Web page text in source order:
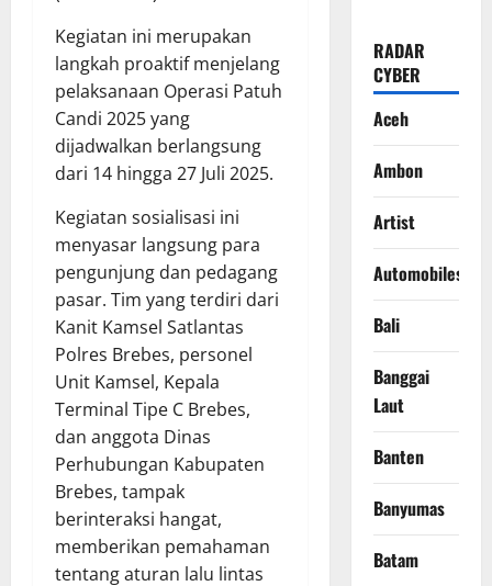
Kegiatan ini merupakan
langkah proaktif menjelang
pelaksanaan Operasi Patuh
Candi 2025 yang
dijadwalkan berlangsung
dari 14 hingga 27 Juli 2025.
Kegiatan sosialisasi ini
menyasar langsung para
pengunjung dan pedagang
pasar. Tim yang terdiri dari
Kanit Kamsel Satlantas
Polres Brebes, personel
Unit Kamsel, Kepala
Terminal Tipe C Brebes,
dan anggota Dinas
Perhubungan Kabupaten
Brebes, tampak
berinteraksi hangat,
memberikan pemahaman
tentang aturan lalu lintas
RADAR
CYBER
Aceh
Ambon
Artist
Automobiles
Bali
Banggai
Laut
Banten
Banyumas
Batam